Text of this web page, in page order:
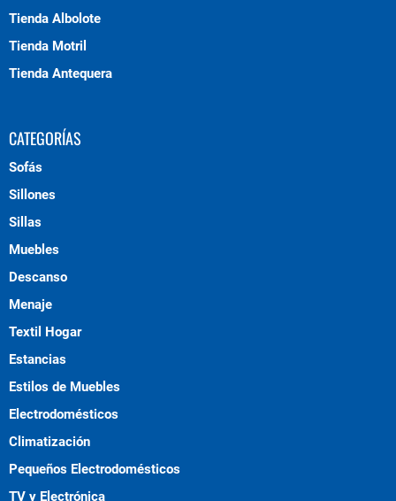
Tienda Albolote
Tienda Motril
Tienda Antequera
CATEGORÍAS
Sofás
Sillones
Sillas
Muebles
Descanso
Menaje
Textil Hogar
Estancias
Estilos de Muebles
Electrodomésticos
Climatización
Pequeños Electrodomésticos
TV y Electrónica